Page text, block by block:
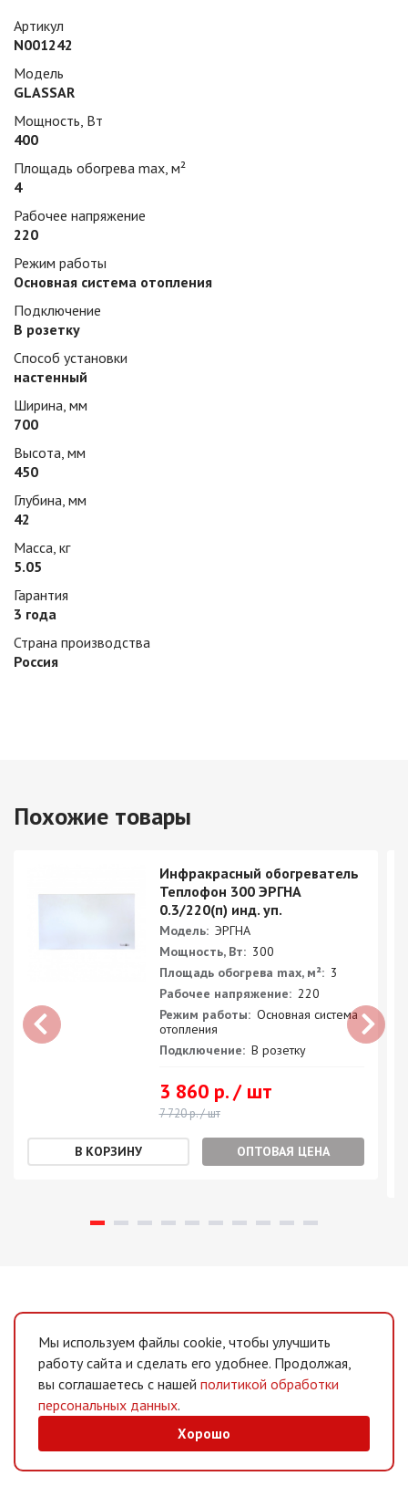
Артикул
N001242
Модель
GLASSAR
Мощность, Вт
400
Площадь обогрева max, м²
4
Рабочее напряжение
220
Режим работы
Основная система отопления
Подключение
В розетку
Способ установки
настенный
Ширина, мм
700
Высота, мм
450
Глубина, мм
42
Масса, кг
5.05
Гарантия
3 года
Страна производства
Россия
Похожие товары
Инфракрасный обогреватель
Теплофон 300 ЭРГНА
0.3/220(п) инд. уп.
Модель: ЭРГНА
Мощность, Вт: 300
Площадь обогрева max, м²: 3
Рабочее напряжение: 220
Режим работы: Основная система
отопления
Подключение: В розетку
3 860 р. / шт
7 720 р. / шт
ОПТОВАЯ ЦЕНА
Мы используем файлы cookie, чтобы улучшить
работу сайта и сделать его удобнее. Продолжая,
вы соглашаетесь с нашей политикой обработки
персональных данных.
Хорошо